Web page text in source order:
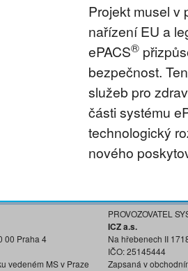
Projekt musel v
nařízení EU a
ePACS®
bezpečnost.
služeb pro
části systému
technologický
nového
00 Praha 4
vedeném MS v Praze
PROVOZOVATEL
ICZ a.s.
Na hřebenech II
IČO: 25145444
Zapsaná v